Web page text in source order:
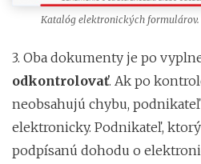
Katalóg elektronických formulárov.
3. Oba dokumenty je po
odkontrolovať. Ak po
neobsahujú chybu,
elektronicky. Podnikateľ,
podpísanú dohodu o